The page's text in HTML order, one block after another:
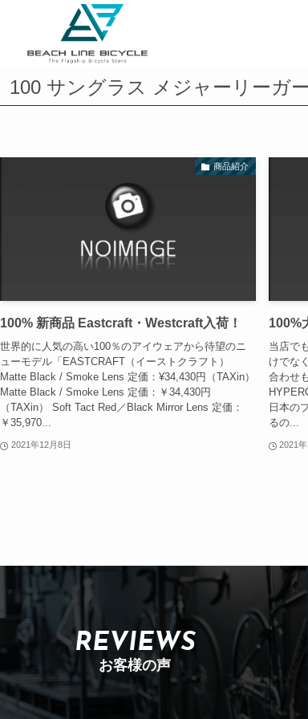
100 サングラス メジャーリーガー
商品紹介
100% 新商品 Eastcraft・Westcraft入荷！
世界的に人気の高い100％のアイウェアから待望のニ
ューモデル「EASTCRAFT（イーストクラフト）
Matte Black / Smoke Lens 定価：¥34,430円（TAXin）
Matte Black / Smoke Lens 定価：￥34,430円
（TAXin） Soft Tact Red／Black Mirror Lens 定価：
￥35,970...
2021年12月8日
100%
当店で
けでな
合わせ
日本の
るの...
2021
REVIEWS
お客様の声